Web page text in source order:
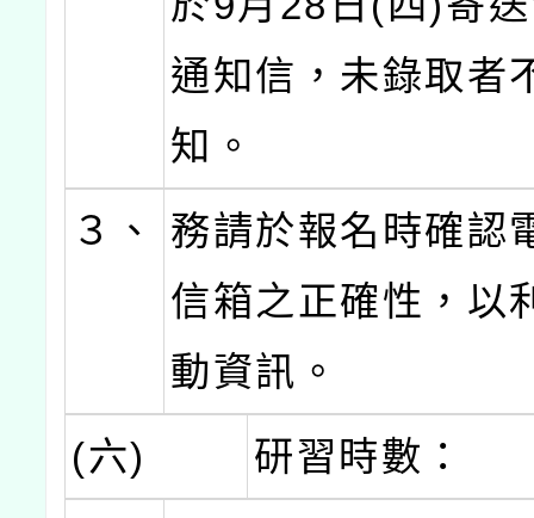
通知信，未錄取者
知。
３、
務請於報名時確認
信箱之正確性，以
動資訊。
(六)
研習時數：